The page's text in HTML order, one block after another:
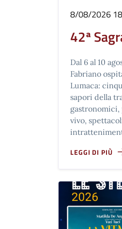
8/08/2026
42ª
Dal 6 al 10
Fabriano
Lumaca:
sapori della
vivo,
LEGGI DI PIÙ